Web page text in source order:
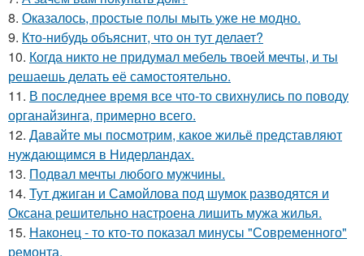
8. Оказалось, простые полы мыть уже не модно.
9. Кто-нибудь объяснит, что он тут делает?
10. Когда никто не придумал мебель твоей мечты, и ты
решаешь делать её самостоятельно.
11. В последнее время все что-то свихнулись по поводу
органайзинга, примерно всего.
12. Давайте мы посмотрим, какое жильё представляют
нуждающимся в Нидерландах.
13. Подвал мечты любого мужчины.
14. Тут джиган и Самойлова под шумок разводятся и
Оксана решительно настроена лишить мужа жилья.
15. Наконец - то кто-то показал минусы "Современного"
ремонта.